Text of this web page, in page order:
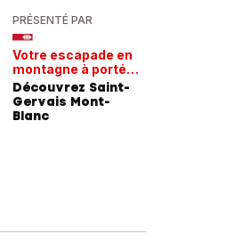
PRÉSENTÉ PAR
Votre escapade en
montagne à portée
de train
Découvrez Saint-
Gervais Mont-
Blanc